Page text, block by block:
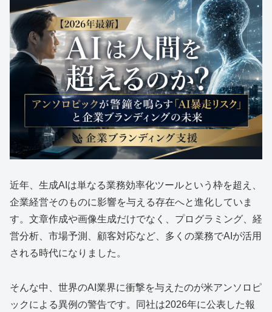
近年、生成AIは単なる業務効率化ツールという枠を超え、
企業経営そのものに影響を与える存在へと進化していま
す。文章作成や画像生成だけでなく、プログラミング、経
営分析、市場予測、顧客対応など、多くの業務でAIが活用
される時代になりました。
そんな中、世界のAI業界に衝撃を与えたのが米アンソロピ
ックによる異例の警告です。同社は2026年に公表した報